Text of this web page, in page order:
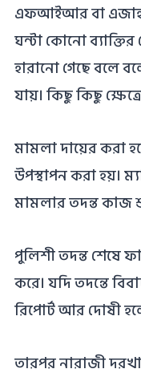
এফআইআর বা
ঘন্টা কোনো
হারানো গেছে বলে
যায়। কিছু কিছু
মামলা দায়ের করা
উপস্থাপন করা হয়।
মামলার তদন্ত কাজ
পুলিশী তদন্ত শেষে
করে। যদি তদন্তে
রিপোর্ট আর দোষী
তারপর নারাজী